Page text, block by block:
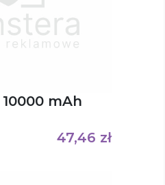
mAh
47,46 zł